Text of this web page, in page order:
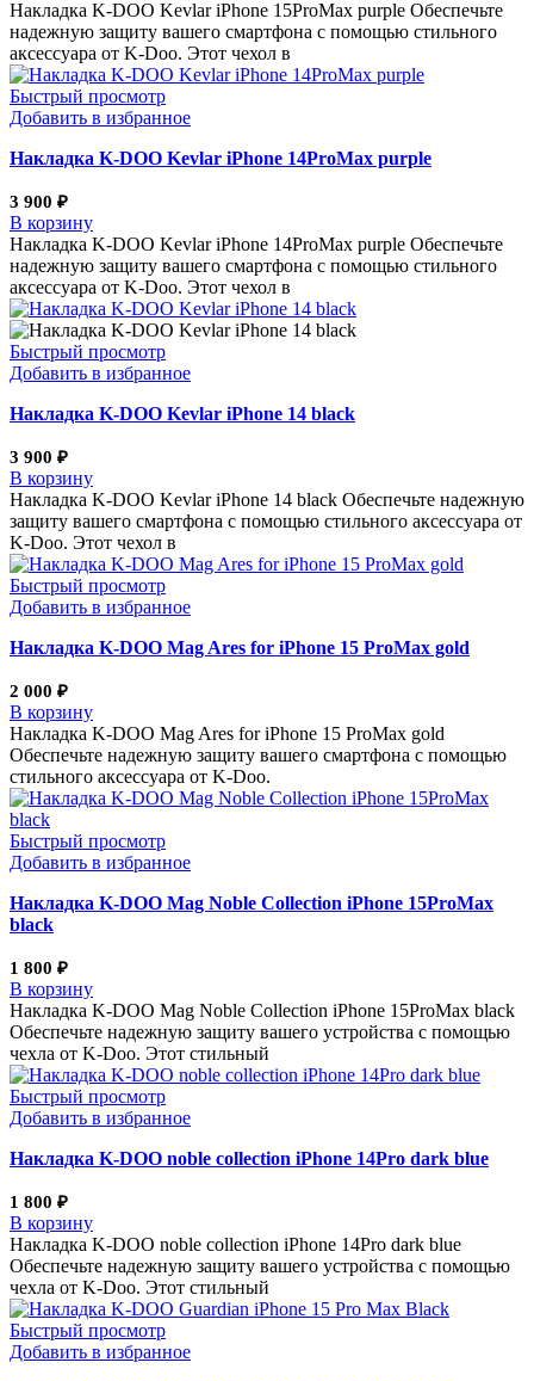
Накладка K-DOO Kevlar iPhone 15ProMax purple Обеспечьте
надежную защиту вашего смартфона с помощью стильного
аксессуара от K-Doo. Этот чехол в
Быстрый просмотр
Добавить в избранное
Накладка K-DOO Kevlar iPhone 14ProMax purple
3 900 ₽
В корзину
Накладка K-DOO Kevlar iPhone 14ProMax purple Обеспечьте
надежную защиту вашего смартфона с помощью стильного
аксессуара от K-Doo. Этот чехол в
Быстрый просмотр
Добавить в избранное
Накладка K-DOO Kevlar iPhone 14 black
3 900 ₽
В корзину
Накладка K-DOO Kevlar iPhone 14 black Обеспечьте надежную
защиту вашего смартфона с помощью стильного аксессуара от
K-Doo. Этот чехол в
Быстрый просмотр
Добавить в избранное
Накладка K-DOO Mag Ares for iPhone 15 ProMax gold
2 000 ₽
В корзину
Накладка K-DOO Mag Ares for iPhone 15 ProMax gold
Обеспечьте надежную защиту вашего смартфона с помощью
стильного аксессуара от K-Doo.
Быстрый просмотр
Добавить в избранное
Накладка K-DOO Mag Noble Collection iPhone 15ProMax
black
1 800 ₽
В корзину
Накладка K-DOO Mag Noble Collection iPhone 15ProMax black
Обеспечьте надежную защиту вашего устройства с помощью
чехла от K-Doo. Этот стильный
Быстрый просмотр
Добавить в избранное
Накладка K-DOO noble collection iPhone 14Pro dark blue
1 800 ₽
В корзину
Накладка K-DOO noble collection iPhone 14Pro dark blue
Обеспечьте надежную защиту вашего устройства с помощью
чехла от K-Doo. Этот стильный
Быстрый просмотр
Добавить в избранное